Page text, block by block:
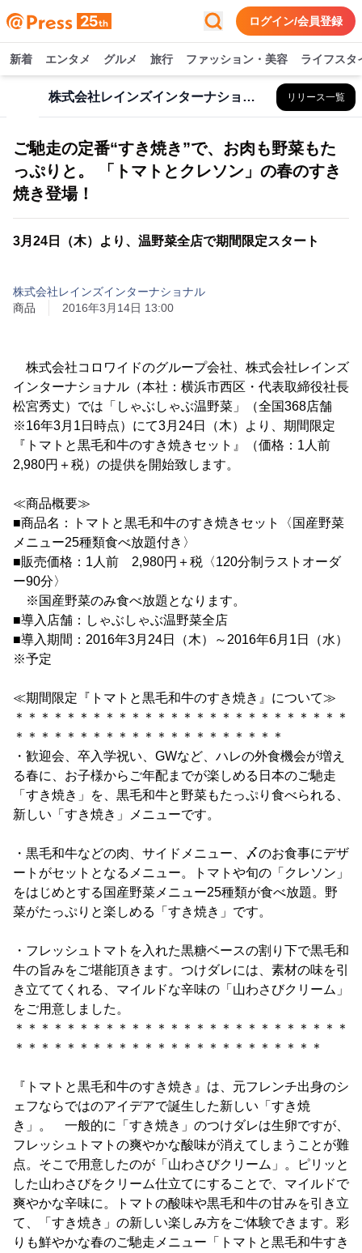
ログイン/会員登録
新着 エンタメ グルメ 旅行 ファッション・美容 ライフスタ
株式会社レインズインターナショナル リリース一覧
ご馳走の定番“すき焼き”で、お肉も野菜もた
っぷりと。 「トマトとクレソン」の春のすき
焼き登場！
3月24日（木）より、温野菜全店で期間限定スタート
株式会社レインズインターナショナル
商品
2016年3月14日 13:00
株式会社コロワイドのグループ会社、株式会社レインズ
インターナショナル（本社：横浜市西区・代表取締役社長
松宮秀丈）では「しゃぶしゃぶ温野菜」（全国368店舗
※16年3月1日時点）にて3月24日（木）より、期間限定
『トマトと黒毛和牛のすき焼きセット』（価格：1人前
2,980円＋税）の提供を開始致します。
≪商品概要≫
■商品名：トマトと黒毛和牛のすき焼きセット〈国産野菜
メニュー25種類食べ放題付き〉
■販売価格：1人前 2,980円＋税〈120分制ラストオーダ
ー90分〉
※国産野菜のみ食べ放題となります。
■導入店舗：しゃぶしゃぶ温野菜全店
■導入期間：2016年3月24日（木）～2016年6月1日（水）
※予定
≪期間限定『トマトと黒毛和牛のすき焼き』について≫
＊＊＊＊＊＊＊＊＊＊＊＊＊＊＊＊＊＊＊＊＊＊＊＊＊＊
＊＊＊＊＊＊＊＊＊＊＊＊＊＊＊＊＊＊＊＊＊
・歓迎会、卒入学祝い、GWなど、ハレの外食機会が増え
る春に、お子様からご年配までが楽しめる日本のご馳走
「すき焼き」を、黒毛和牛と野菜もたっぷり食べられる、
新しい「すき焼き」メニューです。
・黒毛和牛などの肉、サイドメニュー、〆のお食事にデザ
ートがセットとなるメニュー。トマトや旬の「クレソン」
をはじめとする国産野菜メニュー25種類が食べ放題。野
菜がたっぷりと楽しめる「すき焼き」です。
・フレッシュトマトを入れた黒糖ベースの割り下で黒毛和
牛の旨みをご堪能頂きます。つけダレには、素材の味を引
き立ててくれる、マイルドな辛味の「山わさびクリーム」
をご用意しました。
＊＊＊＊＊＊＊＊＊＊＊＊＊＊＊＊＊＊＊＊＊＊＊＊＊＊
＊＊＊＊＊＊＊＊＊＊＊＊＊＊＊＊＊＊＊＊＊＊＊＊
『トマトと黒毛和牛のすき焼き』は、元フレンチ出身のシ
ェフならではのアイデアで誕生した新しい「すき焼
き」。 一般的に「すき焼き」のつけダレは生卵ですが、
フレッシュトマトの爽やかな酸味が消えてしまうことが難
点。そこで用意したのが「山わさびクリーム」。ピリッと
した山わさびをクリーム仕立てにすることで、マイルドで
爽やかな辛味に。トマトの酸味や黒毛和牛の甘みを引き立
て、「すき焼き」の新しい楽しみ方をご体験できます。彩
りも鮮やかな春のご馳走メニュー「トマトと黒毛和牛すき